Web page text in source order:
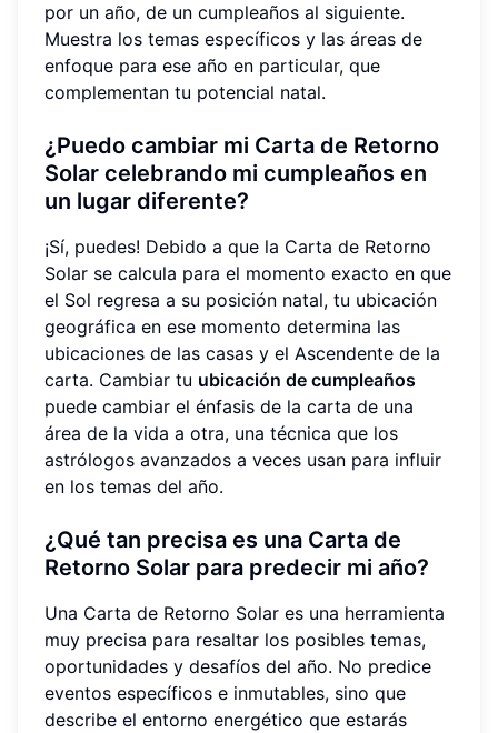
por un año, de un cumpleaños al siguiente.
Muestra los temas específicos y las áreas de
enfoque para ese año en particular, que
complementan tu potencial natal.
¿Puedo cambiar mi Carta de Retorno
Solar celebrando mi cumpleaños en
un lugar diferente?
¡Sí, puedes! Debido a que la Carta de Retorno
Solar se calcula para el momento exacto en que
el Sol regresa a su posición natal, tu ubicación
geográfica en ese momento determina las
ubicaciones de las casas y el Ascendente de la
carta. Cambiar tu ubicación de cumpleaños
puede cambiar el énfasis de la carta de una
área de la vida a otra, una técnica que los
astrólogos avanzados a veces usan para influir
en los temas del año.
¿Qué tan precisa es una Carta de
Retorno Solar para predecir mi año?
Una Carta de Retorno Solar es una herramienta
muy precisa para resaltar los posibles temas,
oportunidades y desafíos del año. No predice
eventos específicos e inmutables, sino que
describe el entorno energético que estarás